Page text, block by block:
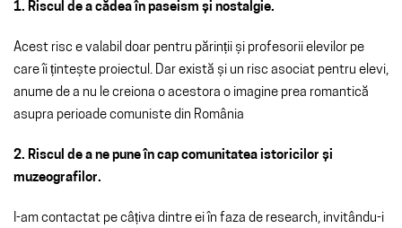
1. Riscul de a cădea în paseism și nostalgie.
Acest risc e valabil doar pentru părinții și profesorii elevilor pe
care îi țintește proiectul. Dar există și un risc asociat pentru elevi,
anume de a nu le creiona o acestora o imagine prea romantică
asupra perioade comuniste din România
2. Riscul de a ne pune în cap comunitatea istoricilor și
muzeografilor.
I-am contactat pe câțiva dintre ei în faza de research, invitându-i